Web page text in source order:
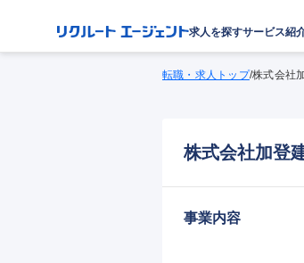
求人を探すサービス紹
転職・求人トップ/株式会社
株式会社加登
事業内容